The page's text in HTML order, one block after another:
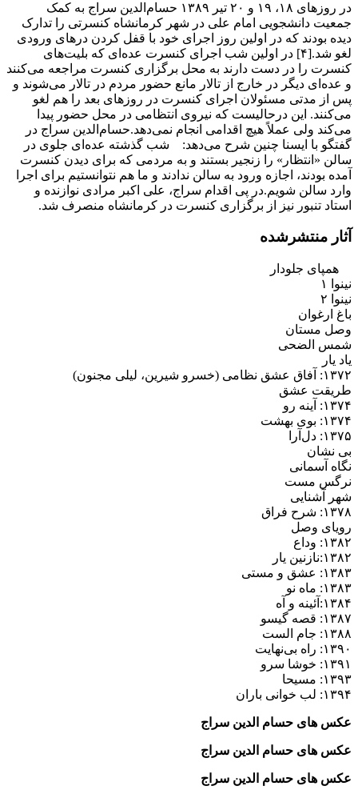
در روزهای ۱۸، ۱۹ و ۲۰ تیر ۱۳۸۹ حسام‌الدین سراج به کمک
جمعیت دانشجویی امام علی در شهر کرمانشاه کنسرتی را تدارک
دیده بودند که در اولین روز اجرای خود با قفل کردن درهای ورودی
لغو شد.[۴] در اولین شب اجرای کنسرت عده‌ای که بلیت‌های
کنسرت را در دست دارند به محل برگزاری کنسرت مراجعه می‌کنند
و عده‌ای دیگر در خارج از تالار مانع حضور مردم در تالار می‌شوند و
پس از مدتی مسئولان اجرای کنسرت در روزهای بعد را هم لغو
می‌کنند. این درحالیست که نیروی انتظامی در محل حضور پیدا
می‌کند ولی عملاً هیچ اقدامی انجام نمی‌دهد.حسام‌الدین سراج در
گفتگو با ایسنا چنین شرح می‌دهد: شب گذشته عده‌ای جلوی در
سالن «انتظار» را زنجیر بستند و به مردمی که برای دیدن کنسرت
آمده بودند، اجازه ورود به سالن ندادند و ما هم نتوانستیم برای اجرا
وارد سالن شویم.در پی اقدام سراج، علی اکبر مرادی نوازنده و
استاد تنبور نیز از برگزاری کنسرت در کرمانشاه منصرف شد.
آثار منتشرشده
همپای جلودار
نینوا ۱
نینوا ۲
باغ ارغوان
وصل مستان
شمس الضحی
یاد یار
۱۳۷۲: آفاق عشق نظامی (خسرو شیرین، لیلی مجنون)
طریقت عشق
۱۳۷۴: آینه رو
۱۳۷۴: بوی بهشت
۱۳۷۵: دل‌آرا
بی نشان
نگاه آسمانی
نرگس مست
شهر آشنایی
۱۳۷۸: شرح فراق
رویای وصل
۱۳۸۲: وداع
۱۳۸۲:نازنین یار
۱۳۸۳: عشق و مستی
۱۳۸۳: ماه نو
۱۳۸۴:آئینه و آه
۱۳۸۷: قصه گیسو
۱۳۸۸: جام الست
۱۳۹۰: راه بی‌نهایت
۱۳۹۱: خوشا سرو
۱۳۹۳: مسیحا
۱۳۹۴: لب خوانی باران
عکس های حسام الدین سراج
عکس های حسام الدین سراج
عکس های حسام الدین سراج